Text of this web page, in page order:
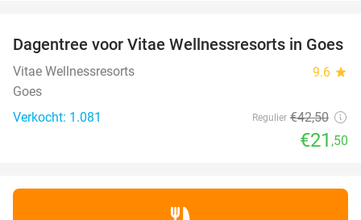
49%
Dagentree voor Vitae Wellnessresorts in Goes
Vitae Wellnessresorts 9.6 star
Goes
Verkocht: 1.081
Regulier €42,50
€21 ,50